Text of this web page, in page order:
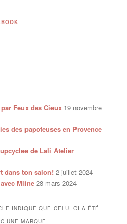
Feux des Cieux 19 novembre
des papoteuses en Provence
de Lali Atelier
dans ton salon! 2 juillet 2024
Mline 28 mars 2024
INDIQUE QUE CELUI-CI A ÉTÉ
UNE MARQUE